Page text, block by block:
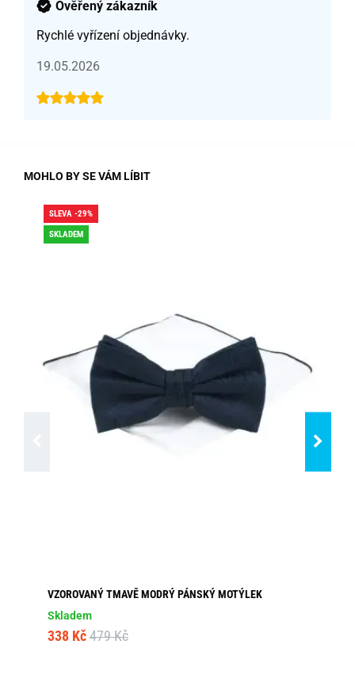
Ověřený zákazník
Rychlé vyřízení objednávky.
19.05.2026
MOHLO BY SE VÁM LÍBIT
SLEVA -29%
SKLADEM
VZOROVANÝ TMAVĚ MODRÝ PÁNSKÝ MOTÝLEK
Skladem
338 Kč 479 Kč